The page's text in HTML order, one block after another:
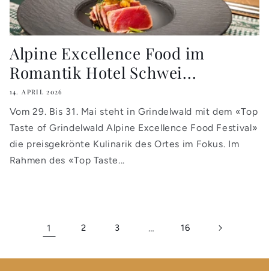
Alpine Excellence Food im
Romantik Hotel Schwei...
14. APRIL 2026
Vom 29. Bis 31. Mai steht in Grindelwald mit dem «Top
Taste of Grindelwald Alpine Excellence Food Festival»
die preisgekrönte Kulinarik des Ortes im Fokus. Im
Rahmen des «Top Taste...
1 2 3 … 16